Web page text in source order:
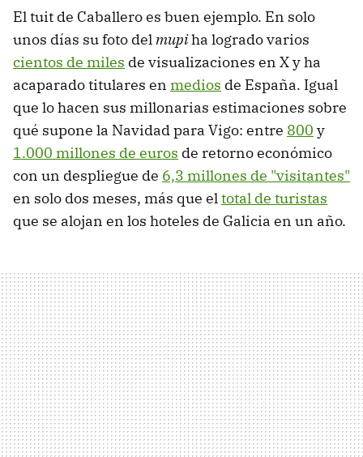
El tuit de Caballero es buen ejemplo. En solo
unos días su foto delmupiha logrado varios
cientos de miles de visualizaciones en X y ha
acaparado titulares en medios de España. Igual
que lo hacen sus millonarias estimaciones sobre
qué supone la Navidad para Vigo: entre 800 y
1.000 millones de euros de retorno económico
con un despliegue de 6,3 millones de "visitantes"
en solo dos meses, más que eltotal de turistas
que se alojan en los hoteles de Galicia en un año.